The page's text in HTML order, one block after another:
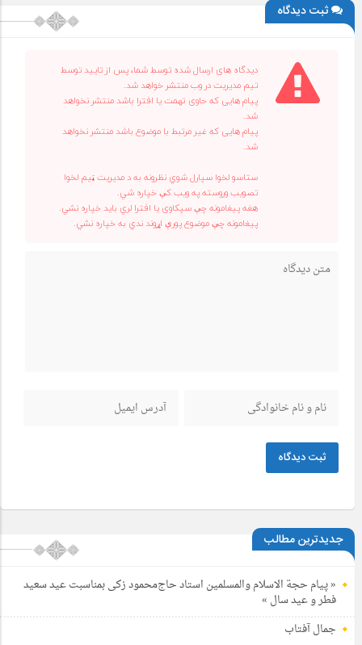
ثبت دیدگاه
دیدگاه های ارسال شده توسط شما، پس از تایید توسط
تیم مدیریت در وب منتشر خواهد شد.
پیام هایی که حاوی تهمت یا افترا باشد منتشر نخواهد
شد.
پیام هایی که غیر مرتبط با موضوع باشد منتشر نخواهد
شد.
ستاسو لخوا سپارل شوي نظرونه به د مدیریت ټیم لخوا
تصویب وروسته په ویب کې خپاره شي.
هغه پیغامونه چې سپکاوی یا افترا لري باید خپاره نشي.
پیغامونه چې موضوع پورې اړوند ندي به خپاره نشي.
ثبت دیدگاه
جدیدترین مطالب
« پیام حجة الاسلام والمسلمین استاد حاج‌محمود زکی بمناسبت عید سعید
فطر و عید سال »
جمال آفتاب